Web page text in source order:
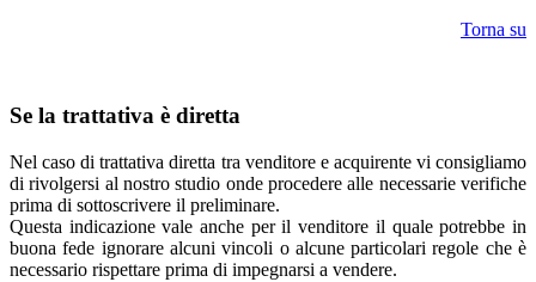
Torna su
Se la trattativa è diretta
Nel caso di trattativa diretta tra venditore e acquirente vi consigliamo
di rivolgersi al nostro studio onde procedere alle necessarie verifiche
prima di sottoscrivere il preliminare.
Questa indicazione vale anche per il venditore il quale potrebbe in
buona fede ignorare alcuni vincoli o alcune particolari regole che è
necessario rispettare prima di impegnarsi a vendere.